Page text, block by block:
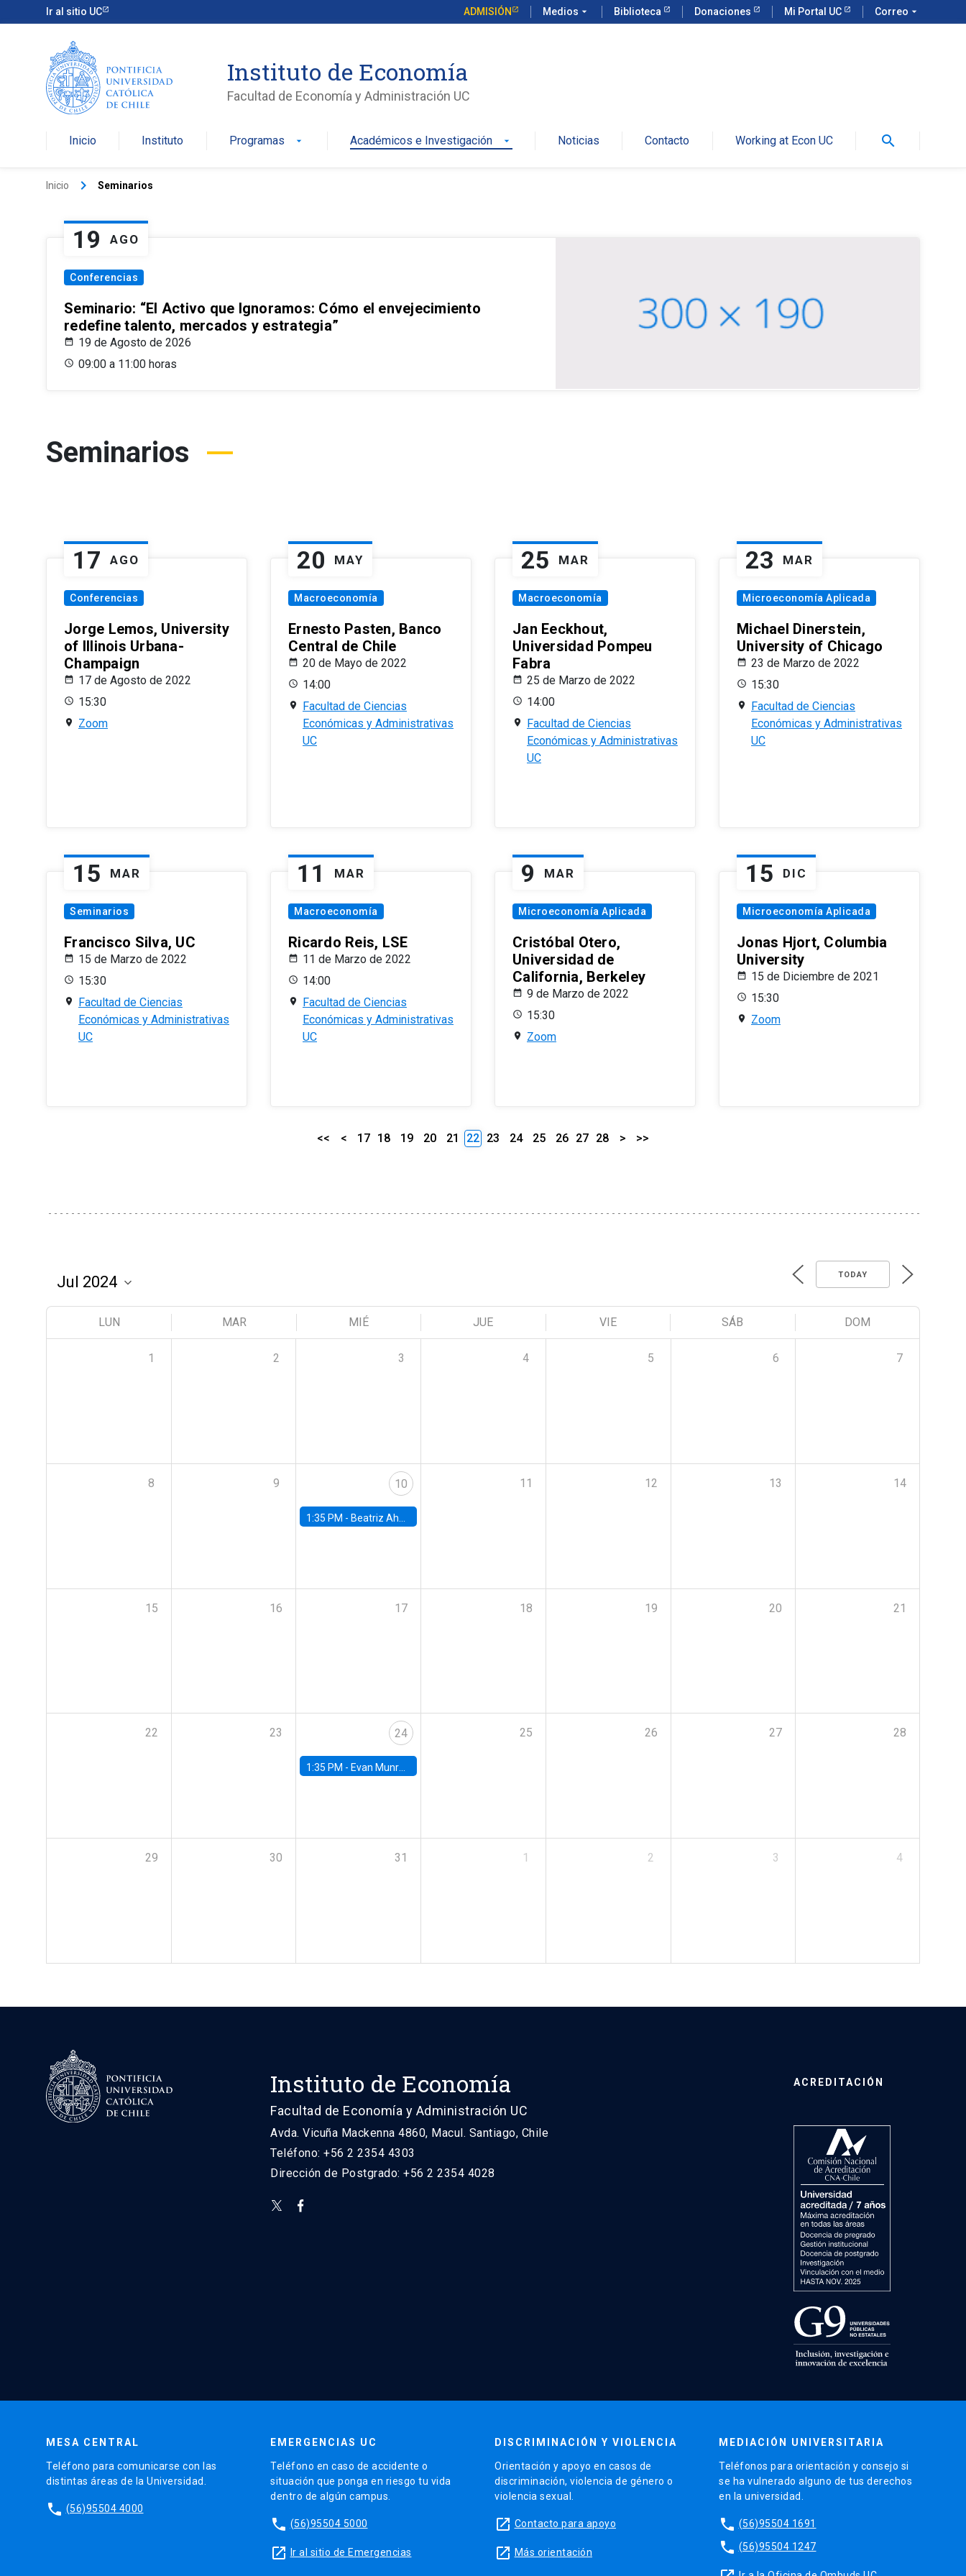
Ir al sitio UC ADMISIÓN Medios arrow_drop_down Biblioteca Donaciones Mi Portal UC Correo arrow_drop_down
Instituto de Economía
Facultad de Economía y Administración UC
Inicio Instituto Programas arrow_drop_down Académicos e Investigación arrow_drop_down Noticias Contacto Working at Econ UC search
Inicio keyboard_arrow_right Seminarios
19 AGO
Conferencias
Seminario: “El Activo que Ignoramos: Cómo el envejecimiento
redefine talento, mercados y estrategia”
19 de Agosto de 2026
09:00 a 11:00 horas
Seminarios
17 AGO
Conferencias
Jorge Lemos, University
of Illinois Urbana-
Champaign
17 de Agosto de 2022
15:30
Zoom
20 MAY
Macroeconomía
Ernesto Pasten, Banco
Central de Chile
20 de Mayo de 2022
14:00
Facultad de Ciencias
Económicas y Administrativas
UC
25 MAR
Macroeconomía
Jan Eeckhout,
Universidad Pompeu
Fabra
25 de Marzo de 2022
14:00
Facultad de Ciencias
Económicas y Administrativas
UC
23 MAR
Microeconomía Aplicada
Michael Dinerstein,
University of Chicago
23 de Marzo de 2022
15:30
Facultad de Ciencias
Económicas y Administrativas
UC
15 MAR
Seminarios
Francisco Silva, UC
15 de Marzo de 2022
15:30
Facultad de Ciencias
Económicas y Administrativas
UC
11 MAR
Macroeconomía
Ricardo Reis, LSE
11 de Marzo de 2022
14:00
Facultad de Ciencias
Económicas y Administrativas
UC
9 MAR
Microeconomía Aplicada
Cristóbal Otero,
Universidad de
California, Berkeley
9 de Marzo de 2022
15:30
Zoom
15 DIC
Microeconomía Aplicada
Jonas Hjort, Columbia
University
15 de Diciembre de 2021
15:30
Zoom
<< < 17 18 19 20 21 22 23 24 25 26 27 28 > >>
TODAY
LUN MAR MIÉ JUE VIE SÁB DOM
1 2 3 4 5 6 7
8 9 10
1:35 PM - Beatriz Ahumada, PhD candidate, Universidad de Pittsburgh
11 12 13 14
15 16 17 18 19 20 21
22 23 24
1:35 PM - Evan Munro, Neyman Visiting Assistant Professor in the Department of Statistics at UC Berkeley
25 26 27 28
29 30 31 1 2 3 4
Instituto de Economía
Facultad de Economía y Administración UC
Avda. Vicuña Mackenna 4860, Macul. Santiago, Chile
Teléfono: +56 2 2354 4303
Dirección de Postgrado: +56 2 2354 4028
ACREDITACIÓN
MESA CENTRAL
Teléfono para comunicarse con las
distintas áreas de la Universidad.
phone (56)95504 4000
EMERGENCIAS UC
Teléfono en caso de accidente o
situación que ponga en riesgo tu vida
dentro de algún campus.
phone (56)95504 5000
launch Ir al sitio de Emergencias
DISCRIMINACIÓN Y VIOLENCIA
Orientación y apoyo en casos de
discriminación, violencia de género o
violencia sexual.
launch Contacto para apoyo
launch Más orientación
MEDIACIÓN UNIVERSITARIA
Teléfonos para orientación y consejo si
se ha vulnerado alguno de tus derechos
en la universidad.
phone (56)95504 1691
phone (56)95504 1247